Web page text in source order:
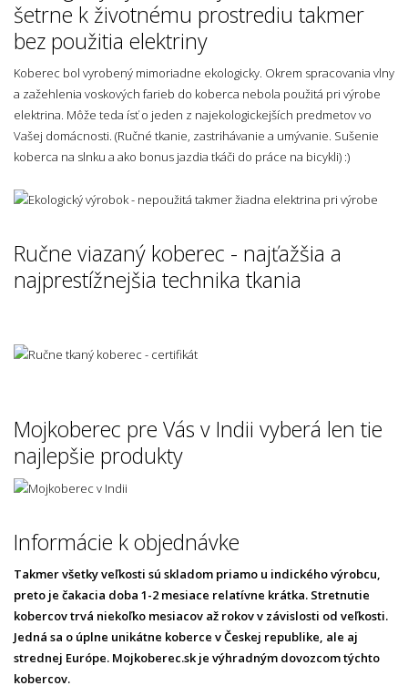
šetrne k životnému prostrediu takmer
bez použitia elektriny
Koberec bol vyrobený mimoriadne ekologicky. Okrem spracovania vlny
a zažehlenia voskových farieb do koberca nebola použitá pri výrobe
elektrina. Môže teda ísť o jeden z najekologickejších predmetov vo
Vašej domácnosti. (Ručné tkanie, zastrihávanie a umývanie. Sušenie
koberca na slnku a ako bonus jazdia tkáči do práce na bicykli) :)
Ručne viazaný koberec - najťažšia a
najprestížnejšia technika tkania
Mojkoberec pre Vás v Indii vyberá len tie
najlepšie produkty
Informácie k objednávke
Takmer všetky veľkosti sú skladom priamo u indického výrobcu,
preto je čakacia doba 1-2 mesiace relatívne krátka. Stretnutie
kobercov trvá niekoľko mesiacov až rokov v závislosti od veľkosti.
Jedná sa o úplne unikátne koberce v Českej republike, ale aj
strednej Európe. Mojkoberec.sk je výhradným dovozcom týchto
kobercov.